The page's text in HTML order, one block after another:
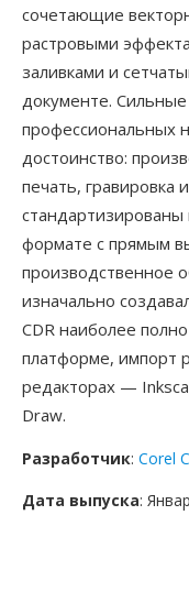
сочетающие
растровыми
заливками и
документе.
профессиональных
достоинство:
печать, гравировка
стандартизированы
формате с прямым
производственное
изначально
CDR наиболее
платформе, импорт
редакторах —
Draw.
Разработчик: Corel
Дата выпуска: